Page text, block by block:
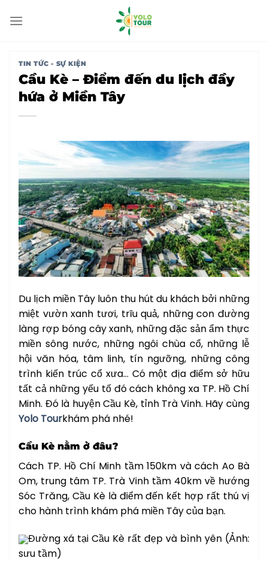
qua
TIN TỨC - SỰ KIỆN
Cầu Kè – Điểm đến du lịch đầy
hứa ở Miền Tây
Du lịch miền Tây luôn thu hút du khách bởi những
miệt vườn xanh tươi, trĩu quả, những con đường
làng rợp bóng cây xanh, những đặc sản ẩm thực
miền sông nước, những ngôi chùa cổ, những lễ
hội văn hóa, tâm linh, tín ngưỡng, những công
trình kiến trúc cổ xưa… Có một địa điểm sở hữu
tất cả những yếu tố đó cách không xa TP. Hồ Chí
Minh. Đó là huyện Cầu Kè, tỉnh Trà Vinh. Hãy cùng
Yolo Tourkhám phá nhé!
Cầu Kè nằm ở đâu?
Cách TP. Hồ Chí Minh tầm 150km và cách Ao Bà
Om, trung tâm TP. Trà Vinh tầm 40km về hướng
Sóc Trăng, Cầu Kè là điểm đến kết hợp rất thú vị
cho hành trình khám phá miền Tây của bạn.
Đường xá tại Cầu Kè rất đẹp và bình yên (Ảnh:
sưu tầm)